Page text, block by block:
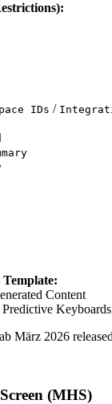
IDs /
Content
März 2026
(MHS)